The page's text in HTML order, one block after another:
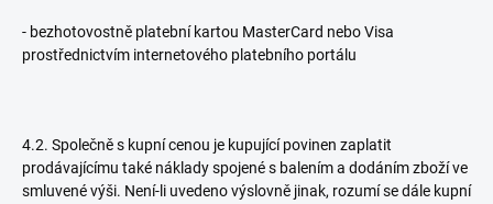
- bezhotovostně platební kartou MasterCard nebo Visa
prostřednictvím internetového platebního portálu
4.2. Společně s kupní cenou je kupující povinen zaplatit
prodávajícímu také náklady spojené s balením a dodáním zboží ve
smluvené výši. Není-li uvedeno výslovně jinak, rozumí se dále kupní